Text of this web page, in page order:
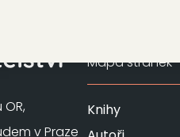
v Praze
Mapa stránek
Knihy